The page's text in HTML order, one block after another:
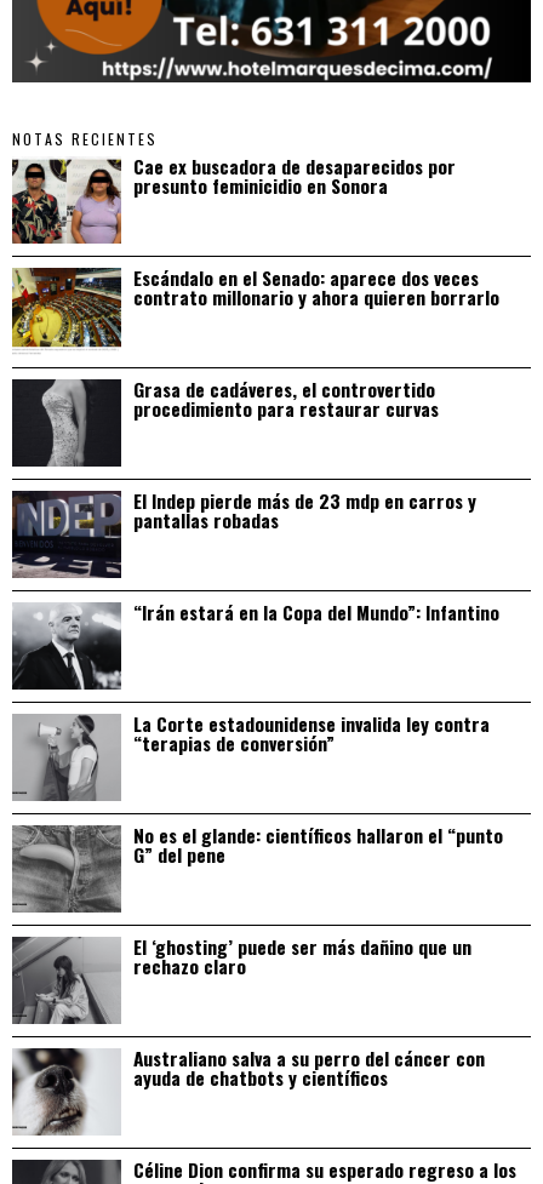
NOTAS RECIENTES
Cae ex buscadora de desaparecidos por
presunto feminicidio en Sonora
Escándalo en el Senado: aparece dos veces
contrato millonario y ahora quieren borrarlo
Grasa de cadáveres, el controvertido
procedimiento para restaurar curvas
El Indep pierde más de 23 mdp en carros y
pantallas robadas
“Irán estará en la Copa del Mundo”: Infantino
La Corte estadounidense invalida ley contra
“terapias de conversión”
No es el glande: científicos hallaron el “punto
G” del pene
El ‘ghosting’ puede ser más dañino que un
rechazo claro
Australiano salva a su perro del cáncer con
ayuda de chatbots y científicos
Céline Dion confirma su esperado regreso a los